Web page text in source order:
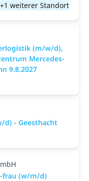
+1 weiterer Standort
(m/w/d),
Mercedes-
9.8.2027
d) - Geesthacht
frau (w/m/d)